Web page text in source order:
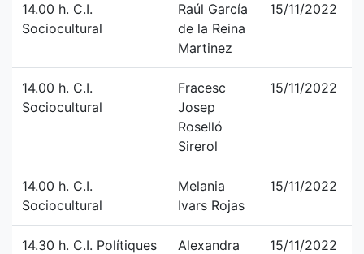
14.00 h. C.I.
Sociocultural
Raúl García
de la Reina
Martinez
15/11/2022
14.00 h. C.I.
Sociocultural
Fracesc
Josep
Roselló
Sirerol
15/11/2022
14.00 h. C.I.
Sociocultural
Melania
Ivars Rojas
15/11/2022
14.30 h. C.I. Polítiques
Alexandra
15/11/2022